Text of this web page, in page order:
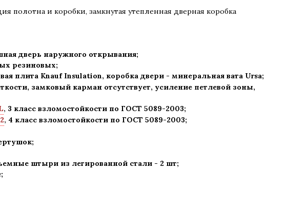
полотна и коробки, замкнутая утепленная дверная коробка
дверь наружного открывания;
резиновых;
плита Knauf Insulation, коробка двери - минеральная вата Ursa;
замковый карман отсутствует, усиление петлевой зоны,
, 3 класс взломостойкости по ГОСТ 5089-2003;
, 4 класс взломостойкости по ГОСТ 5089-2003;
;
штыри из легированной стали - 2 шт;
;